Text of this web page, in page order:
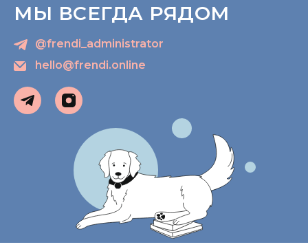
hello@frendi.online
@frendi_administrator
МЫ ВСЕГДА РЯДОМ